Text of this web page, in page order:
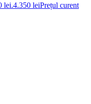
lei.4.350 leiPrețul curent